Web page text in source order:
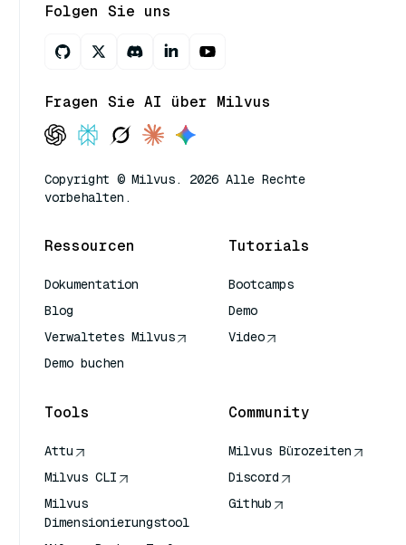
Folgen Sie uns
Fragen Sie AI über Milvus
Copyright © Milvus. 2026 Alle Rechte
vorbehalten.
Ressourcen
Dokumentation
Blog
Verwaltetes Milvus
Demo buchen
Tutorials
Bootcamps
Demo
Video
Tools
Attu
Milvus CLI
Milvus
Dimensionierungstool
Community
Milvus Bürozeiten
Discord
Github